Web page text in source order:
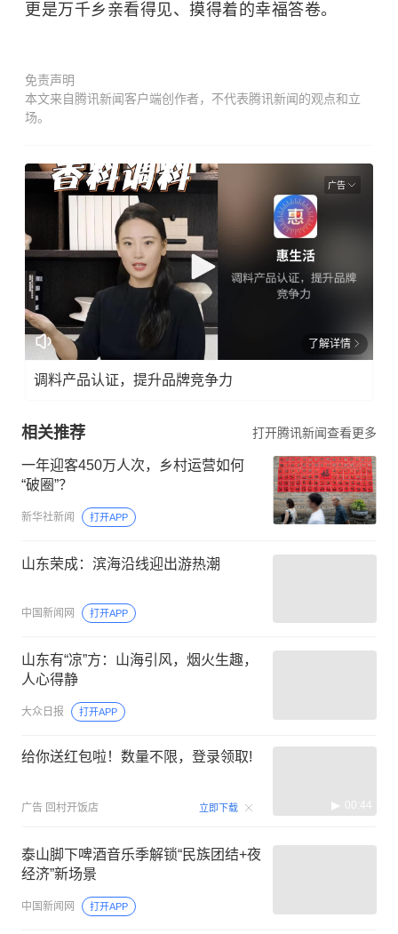
更是万千乡亲看得见、摸得着的幸福答卷。
免责声明
本文来自腾讯新闻客户端创作者，不代表腾讯新闻的观点和立
场。
广告
了解详情
调料产品认证，提升品牌竞争力
相关推荐 打开腾讯新闻查看更多
一年迎客450万人次，乡村运营如何
“破圈”？
新华社新闻 打开APP
山东荣成：滨海沿线迎出游热潮
中国新闻网 打开APP
山东有“凉”方：山海引风，烟火生趣，
人心得静
大众日报 打开APP
给你送红包啦！数量不限，登录领取!
广告 回村开饭店 立即下载 00:44
泰山脚下啤酒音乐季解锁“民族团结+夜
经济”新场景
中国新闻网 打开APP